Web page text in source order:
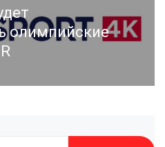
олимпийские